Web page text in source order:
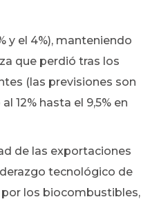
y el 4%), manteniendo
que perdió tras los
(las previsiones son
12% hasta el 9,5% en
de las exportaciones
tecnológico de
los biocombustibles,